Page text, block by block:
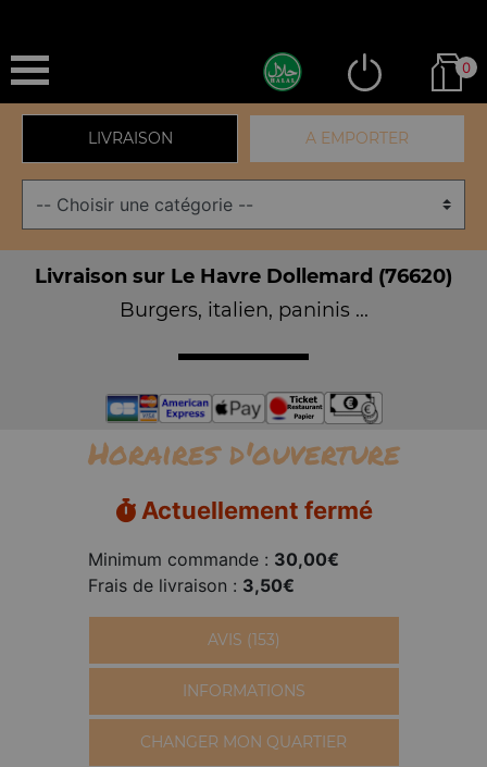
0
LIVRAISON A EMPORTER
Livraison sur Le Havre Dollemard (76620)
Burgers, italien, paninis ...
Horaires d'ouverture
Actuellement fermé
Minimum commande : 30,00€
Frais de livraison : 3,50€
AVIS (153)
INFORMATIONS
CHANGER MON QUARTIER